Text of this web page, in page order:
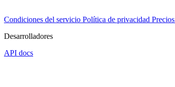
Condiciones del servicio Política de privacidad Precios
Desarrolladores
API docs